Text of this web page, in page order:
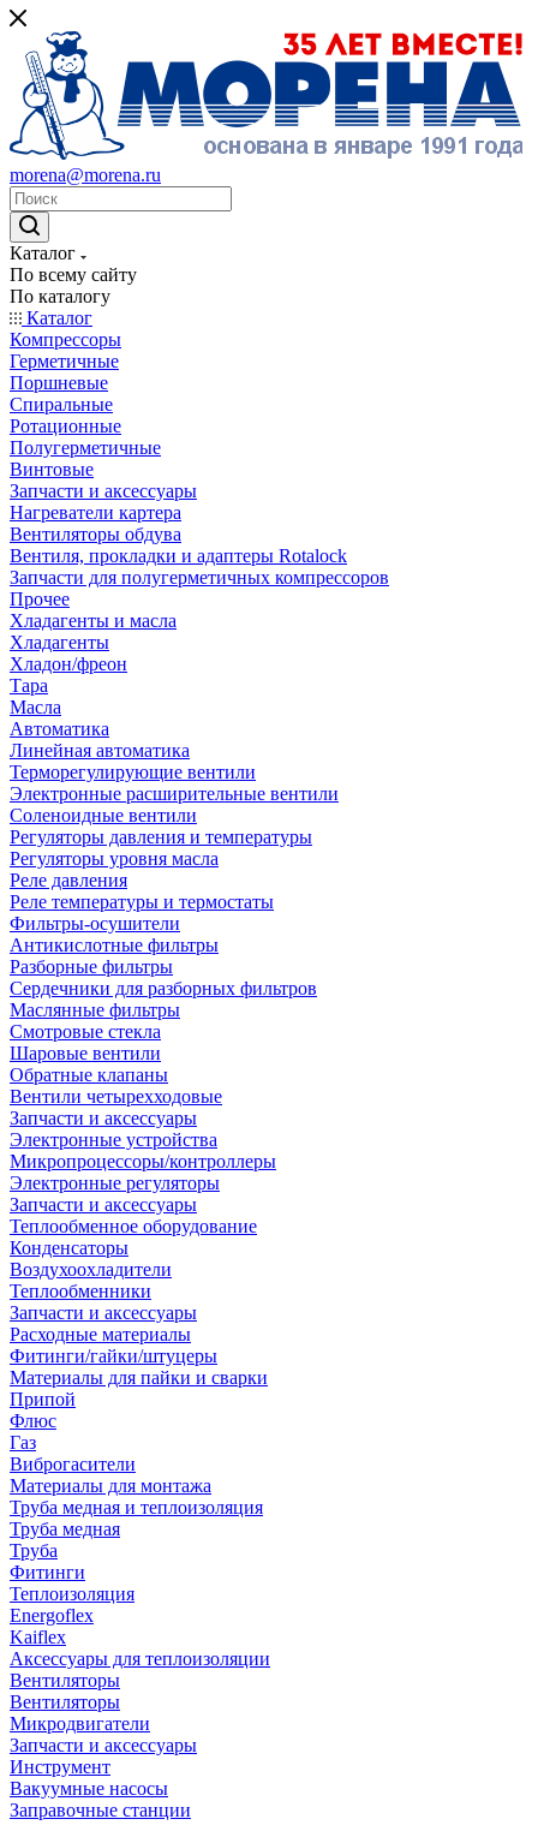
morena@morena.ru
Каталог
По всему сайту
По каталогу
Каталог
Компрессоры
Герметичные
Поршневые
Спиральные
Ротационные
Полугерметичные
Винтовые
Запчасти и аксессуары
Нагреватели картера
Вентиляторы обдува
Вентиля, прокладки и адаптеры Rotalock
Запчасти для полугерметичных компрессоров
Прочее
Хладагенты и масла
Хладагенты
Хладон/фреон
Тара
Масла
Автоматика
Линейная автоматика
Терморегулирующие вентили
Электронные расширительные вентили
Соленоидные вентили
Регуляторы давления и температуры
Регуляторы уровня масла
Реле давления
Реле температуры и термостаты
Фильтры-осушители
Антикислотные фильтры
Разборные фильтры
Сердечники для разборных фильтров
Маслянные фильтры
Смотровые стекла
Шаровые вентили
Обратные клапаны
Вентили четырехходовые
Запчасти и аксессуары
Электронные устройства
Микропроцессоры/контроллеры
Электронные регуляторы
Запчасти и аксессуары
Теплообменное оборудование
Конденсаторы
Воздухоохладители
Теплообменники
Запчасти и аксессуары
Расходные материалы
Фитинги/гайки/штуцеры
Материалы для пайки и сварки
Припой
Флюс
Газ
Виброгасители
Материалы для монтажа
Труба медная и теплоизоляция
Труба медная
Труба
Фитинги
Теплоизоляция
Energoflex
Kaiflex
Аксессуары для теплоизоляции
Вентиляторы
Вентиляторы
Микродвигатели
Запчасти и аксессуары
Инструмент
Вакуумные насосы
Заправочные станции